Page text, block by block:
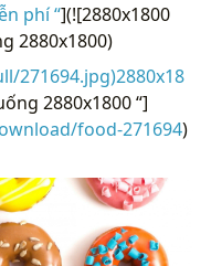
phí “](![2880x1800
2880x1800)
271694.jpg)2880x18
2880x1800 “]
food-271694)